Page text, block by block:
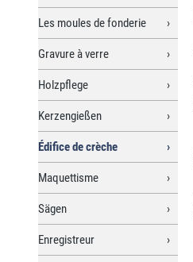
Les moules de fonderie
Gravure à verre
Holzpflege
Kerzengießen
Édifice de crèche
Maquettisme
Sägen
Enregistreur